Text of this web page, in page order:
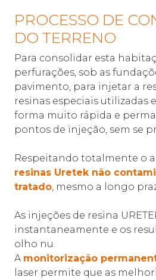
PROCESSO DE
DO TERRENO
Para consolidar esta
perfurações, sob as
pavimento, para injetar a
resinas especiais utilizadas
forma muito rápida e
pontos de injeção, sem se
Respeitando totalmente o
resinas Uretek não
tratado, mesmo a longo
As injeções de resina
instantaneamente e os
olho nu.
A monitorização
laser permite que as